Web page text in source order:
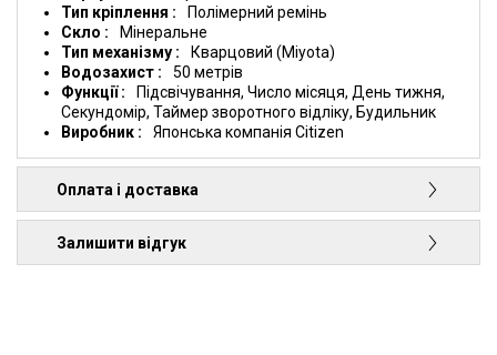
Тип кріплення
Полімерний ремінь
Скло
Мінеральне
Тип механізму
Кварцовий (Miyota)
Водозахист
50 метрів
Функції
Підсвічування, Число місяця, День тижня,
Секундомір, Таймер зворотного відліку, Будильник
Виробник
Японська компанія Citizen
Оплата і доставка
Залишити відгук